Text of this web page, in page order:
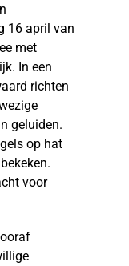
16 april van
met
In een
richten
geluiden.
op hat
voor